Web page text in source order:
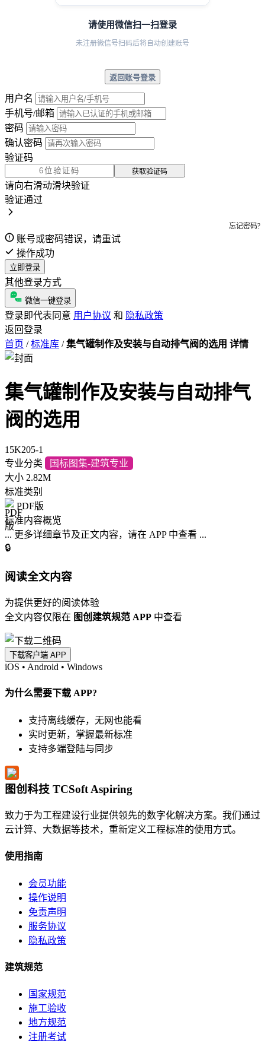
请使用微信扫一扫登录
未注册微信号扫码后将自动创建账号
返回账号登录
用户名
手机号/邮箱
密码
确认密码
验证码
获取验证码
请向右滑动滑块验证
验证通过
忘记密码?
账号或密码错误，请重试
操作成功
立即登录
其他登录方式
微信一键登录
登录即代表同意 用户协议 和 隐私政策
返回登录
首页 / 标准库 / 集气罐制作及安装与自动排气阀的选用 详情
集气罐制作及安装与自动排气
阀的选用
15K205-1
专业分类
国标图集-建筑专业
大小 2.82M
标准类别
PDF版
标准内容概览
... 更多详细章节及正文内容，请在 APP 中查看 ...
🔒
阅读全文内容
为提供更好的阅读体验
全文内容仅限在 图创建筑规范 APP 中查看
下载客户端 APP
iOS • Android • Windows
为什么需要下载 APP?
支持离线缓存，无网也能看
实时更新，掌握最新标准
支持多端登陆与同步
图创科技 TCSoft Aspiring
致力于为工程建设行业提供领先的数字化解决方案。我们通过
云计算、大数据等技术，重新定义工程标准的使用方式。
使用指南
会员功能
操作说明
免责声明
服务协议
隐私政策
建筑规范
国家规范
施工验收
地方规范
注册考试